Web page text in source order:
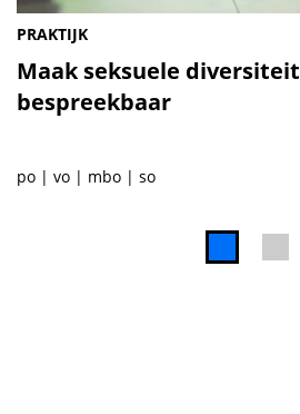
Maak seksuele diversiteit
bespreekbaar
PRAKTIJK
po vo mbo so